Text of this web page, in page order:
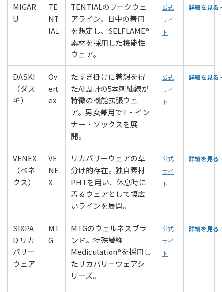
MIGAR
U
TE
NT
IAL
TENTIALのワークウェ
アライン。日中の着用
を想定し、SELFLAME®
素材を採用した機能性
ウェア。
公式
サイ
ト
詳細を見る
DASKI
（ダス
キ）
Ov
ert
ex
たすき掛けに着想を得
たAI設計の5本刺繍線が
特徴の機能拡張ウェ
ア。男女兼用でT・イン
ナー・ソックスを展
開。
公式
サイ
ト
詳細を見る
VENEX
（ベネ
クス）
VE
NE
X
リカバリーウェアの草
分け的存在。独自素材
PHTを用い、休息時に
着るウェアとして幅広
いラインを展開。
公式
サイ
ト
詳細を見る
SIXPA
D リカ
バリー
ウェア
MT
G
MTGのウェルネスブラ
ンド。特殊繊維
Mediculation®を採用し
たリカバリーウェアシ
リーズ。
公式
サイ
ト
詳細を見る